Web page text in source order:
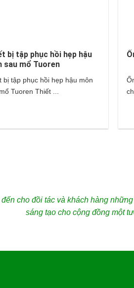
bị tập phục hồi hẹp hậu
sau mổ Tuoren
bị tập phục hồi hẹp hậu môn
Tuoren Thiết ...
cho đồi tác và khách hàng
sáng tạo cho cộng đồng một